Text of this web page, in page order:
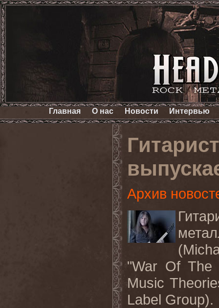
Главная О нас Новости Интервью
Архив
(
"War Of The
Music
Label Group).